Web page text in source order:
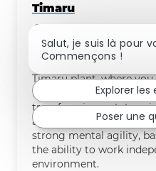
Timaru
Emplacement
Catégorie
Fabrication
Join our team as a
Timaru plant, where
for your production
transforming potatoes
and fries. This position
strong mental agility,
the ability to work
environment.
Salut, je suis là pour
Commençons !
Explorer les
Poser une